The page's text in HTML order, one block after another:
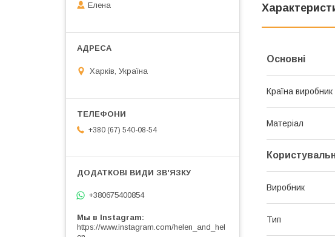
Основні
Країна виробник
Матеріал
Виробник
Тип
Елена
Харків, Україна
+380 (67) 540-08-54
+380675400854
Мы в Instagram
https://www.instagram.com/helen_and_hel